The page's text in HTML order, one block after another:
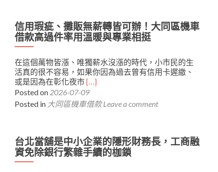
簡
單
拿
現
金
車
借
款
你
輕
鬆
度
過
折
點，
當
信用瑕疵、攤販無薪轉皆可辦！大同區機車
借款高過件率用溫暖與專業相挺
在這個萬物皆漲、唯獨薪水沒漲的時代，小市民的生
活真的很不容易，如果你因為過去曾有信用卡遲繳、
或是因為在彰化夜市Read
more
about
信
疵、
攤
販
[…]
Posted on 2026-07-09
Posted in 大同區機車借款 Leave a comment
台北當舖是中小企業的隱形財務長，工商融
資免除銀行繁雜手續的枷鎖